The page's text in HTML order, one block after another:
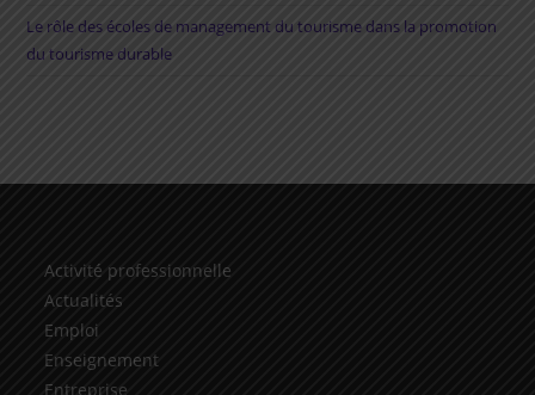
Le rôle des écoles de management du tourisme dans la promotion
du tourisme durable
Activité professionnelle
Actualités
Emploi
Enseignement
Entreprise